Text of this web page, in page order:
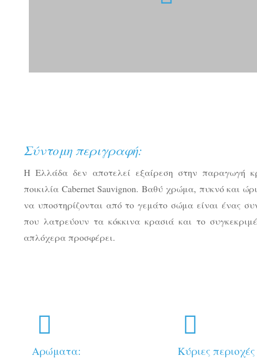
Σύντομη περιγραφή:
Η Ελλάδα δεν αποτελεί εξαίρεση στην παραγωγή
ποικιλία Cabernet Sauvignon. Βαθύ χρώμα, πυκνό και
να υποστηρίζονται από το γεμάτο σώμα είναι ένας
που λατρεύουν τα κόκκινα κρασιά και το
απλόχερα προσφέρει.
Αρώματα:
Κύριες περιοχές